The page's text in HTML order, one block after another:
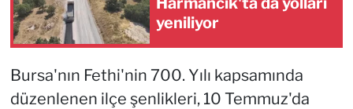
yeniliyor
Bursa'nın Fethi'nin 700. Yılı kapsamında
düzenlenen ilçe şenlikleri, 10 Temmuz'da